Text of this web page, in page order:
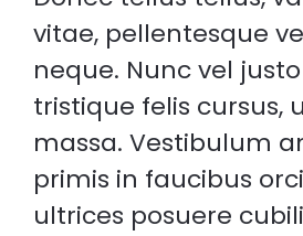
vitae, pellentesque
neque. Nunc vel
tristique felis cursus,
massa. Vestibulum
primis in faucibus
ultrices posuere